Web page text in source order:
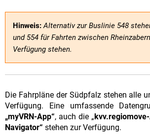
Hinweis:Alternativ zur Buslinie 548
und 554 für Fahrten zwischen
Verfügung stehen.
Die Fahrpläne der Südpfalz stehen alle
Verfügung. Eine umfassende
„myVRN-App“, auch die „
Navigator“ stehen zur Verfügung.